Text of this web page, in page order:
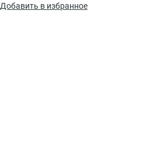
Добавить в избранное